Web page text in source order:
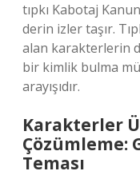
tıpkı Kabotaj
derin izler taşır.
alan karakterlerin
bir kimlik bulma
arayışıdır.
Karakterler
Çözümleme:
Teması